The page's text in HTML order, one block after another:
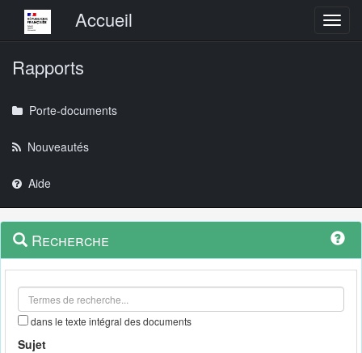
Menu principalAccueil
Rapports
Porte-documents
Nouveautés
Aide
Navigation
outils
Menu
contextuel
Recherche
dans le texte intégral des documents
Sujet